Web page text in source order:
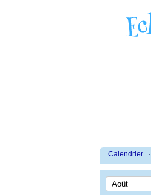
Calendrier ·